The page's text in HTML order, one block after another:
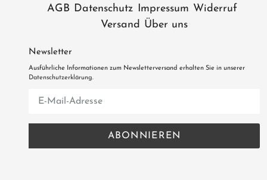
AGB Datenschutz Impressum Widerruf
Versand Über uns
Newsletter
Ausführliche Informationen zum Newsletterversand erhalten Sie in unserer
Datenschutzerklärung.
Abonnieren
unsere
ABONNIEREN